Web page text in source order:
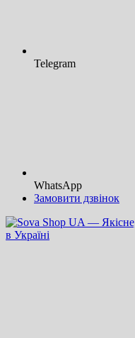
Telegram
WhatsApp
Замовити дзвінок